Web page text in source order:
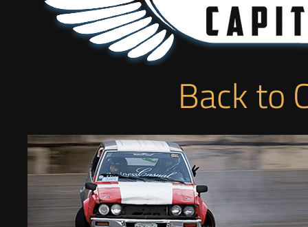
Back to